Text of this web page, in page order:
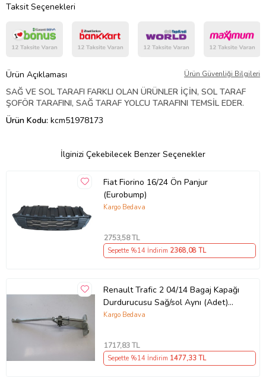
Taksit Seçenekleri
Ürün Açıklaması Ürün Güvenliği Bilgileri
SAĞ VE SOL TARAFI FARKLI OLAN ÜRÜNLER İÇİN, SOL TARAF
ŞOFÖR TARAFINI, SAĞ TARAF YOLCU TARAFINI TEMSİL EDER.
Ürün Kodu: kcm51978173
İlginizi Çekebilecek Benzer Seçenekler
Fiat Fiorino 16/24 Ön Panjur
(Eurobump)
Kargo Bedava
2753,58 TL
Sepette %14 İndirim 2368,08 TL
Renault Trafic 2 04/14 Bagaj Kapağı
Durdurucusu Sağ/sol Aynı (Adet)
(Kapı Gergi·si·)
Kargo Bedava
1717,83 TL
Sepette %14 İndirim 1477,33 TL